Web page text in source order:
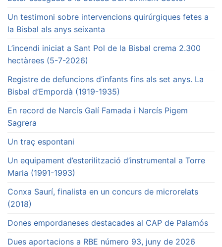
Un testimoni sobre intervencions quirúrgiques fetes a
la Bisbal als anys seixanta
L’incendi iniciat a Sant Pol de la Bisbal crema 2.300
hectàrees (5-7-2026)
Registre de defuncions d’infants fins als set anys. La
Bisbal d’Empordà (1919-1935)
En record de Narcís Galí Famada i Narcís Pigem
Sagrera
Un traç espontani
Un equipament d’esterilització d’instrumental a Torre
Maria (1991-1993)
Conxa Saurí, finalista en un concurs de microrelats
(2018)
Dones empordaneses destacades al CAP de Palamós
Dues aportacions a RBE número 93, juny de 2026